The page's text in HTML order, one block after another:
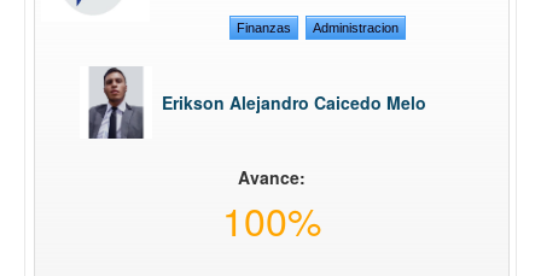
Finanzas Administracion
Erikson Alejandro Caicedo Melo
Avance:
100%